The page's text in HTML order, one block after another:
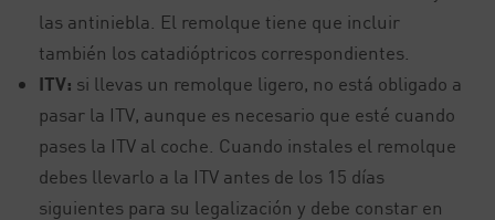
las antiniebla. El remolque tiene que incluir
también los catadióptricos correspondientes.
ITV: si llevas un remolque ligero, no está obligado a
pasar la ITV, aunque es necesario que esté cuando
pases la ITV al coche. Cuando instales el remolque
debes llevarlo a la ITV antes de los 15 días
siguientes para su legalización y debe constar en